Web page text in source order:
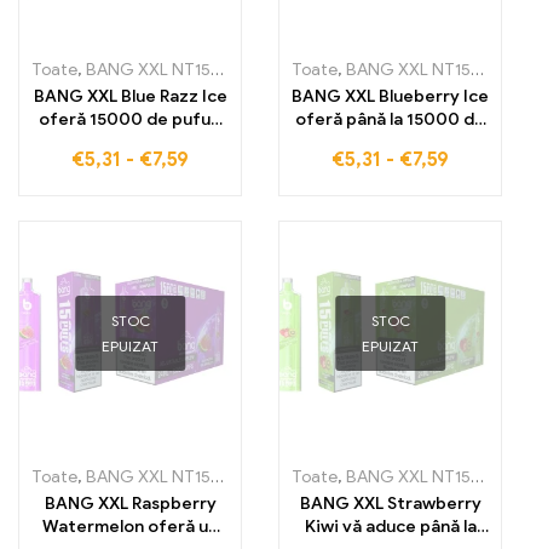
Toate, BANG XXL NT15000
Țigarete electronice de unică
BANG XXL Blue Razz Ice
oferă 15000 de pufuri
Blue-Raspberry și
€5,31 - €7,59
Toate, BANG XXL NT15000
BANG XXL Blueberry Ice
oferă până la 15000 de
delicioasă de afine
€5,31 - €7,59
STOC
EPUIZAT
Toate, BANG XXL NT15000
Țigarete electronice de unică
BANG XXL Raspberry
Watermelon oferă un
STOC
EPUIZAT
Toate, BANG XXL NT15000
BANG XXL Strawberry
Kiwi vă aduce până la